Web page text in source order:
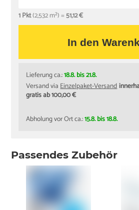
1 Pkt(2,532 m²) =51,12 €
In den
Lieferung ca.:18.8. bis 21.8.
Versand viaEinzelpaket-Versand
gratis ab 100,00 €
Abholung vor Ort ca.:15.8. bis 18.8.
Passendes Zubehör